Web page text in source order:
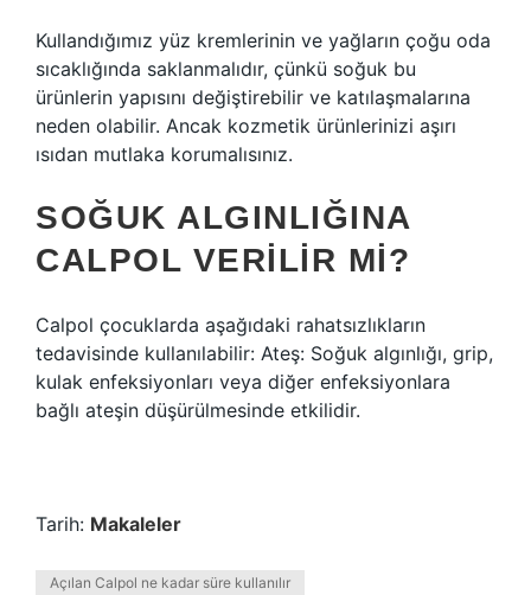
Kullandığımız yüz kremlerinin ve yağların çoğu oda
sıcaklığında saklanmalıdır, çünkü soğuk bu
ürünlerin yapısını değiştirebilir ve katılaşmalarına
neden olabilir. Ancak kozmetik ürünlerinizi aşırı
ısıdan mutlaka korumalısınız.
SOĞUK ALGINLIĞINA
CALPOL VERILIR MI?
Calpol çocuklarda aşağıdaki rahatsızlıkların
tedavisinde kullanılabilir: Ateş: Soğuk algınlığı, grip,
kulak enfeksiyonları veya diğer enfeksiyonlara
bağlı ateşin düşürülmesinde etkilidir.
Tarih: Makaleler
Açılan Calpol ne kadar süre kullanılır